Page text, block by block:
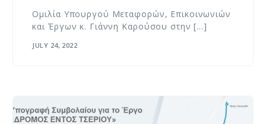
Ομιλία Υπουργού Μεταφορών, Επικοινωνιών
και Έργων κ. Γιάννη Καρούσου στην […]
JULY 24, 2022